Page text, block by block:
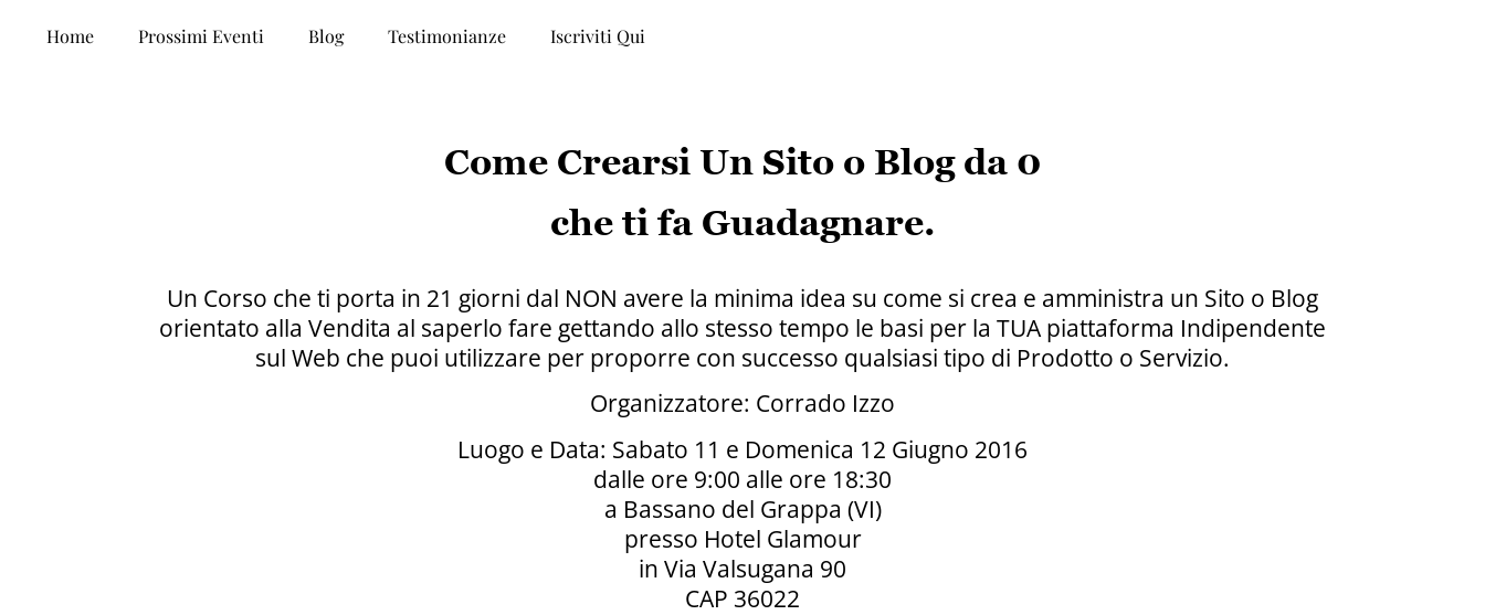
Home Prossimi Eventi Blog Testimonianze Iscriviti Qui
Come Crearsi Un Sito o Blog da 0
che ti fa Guadagnare.
Un Corso che ti porta in 21 giorni dal NON avere la minima idea su come si crea e amministra un Sito o Blog
orientato alla Vendita al saperlo fare gettando allo stesso tempo le basi per la TUA piattaforma Indipendente
sul Web che puoi utilizzare per proporre con successo qualsiasi tipo di Prodotto o Servizio.
Organizzatore: Corrado Izzo
Luogo e Data: Sabato 11 e Domenica 12 Giugno 2016
dalle ore 9:00 alle ore 18:30
a Bassano del Grappa (VI)
presso Hotel Glamour
in Via Valsugana 90
CAP 36022